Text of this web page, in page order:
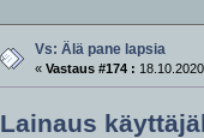
Vs: Älä pane lapsia
« Vastaus #174 :
Lainaus